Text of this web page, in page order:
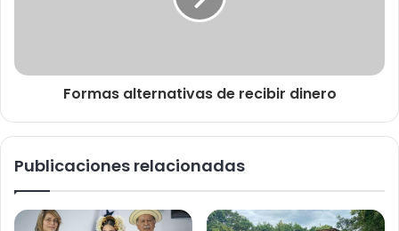
Formas alternativas de recibir dinero
Publicaciones relacionadas